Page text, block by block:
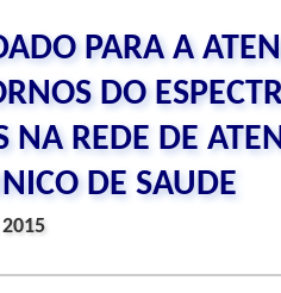
PARA A
DO
NA REDE DE
DE SAUDE